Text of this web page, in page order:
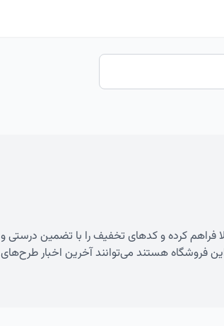
فراهم کرده و کدهای تخفیف را با تضمین درستی و
این فروشگاه هستند می‌توانند آخرین اخبار طرح‌های